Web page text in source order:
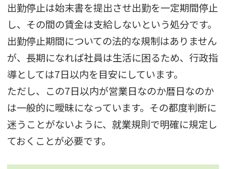
出勤停止は始末書を提出させ出勤を一定期間停止
し、その間の賃金は支給しないという処分です。
出勤停止期間についての法的な規制はありません
が、長期になれば社員は生活に困るため、行政指
導としては7日以内を目安にしています。
ただし、この7日以内が営業日なのか暦日なのか
は一般的に曖昧になっています。その都度判断に
迷うことがないように、就業規則で明確に規定し
ておくことが必要です。